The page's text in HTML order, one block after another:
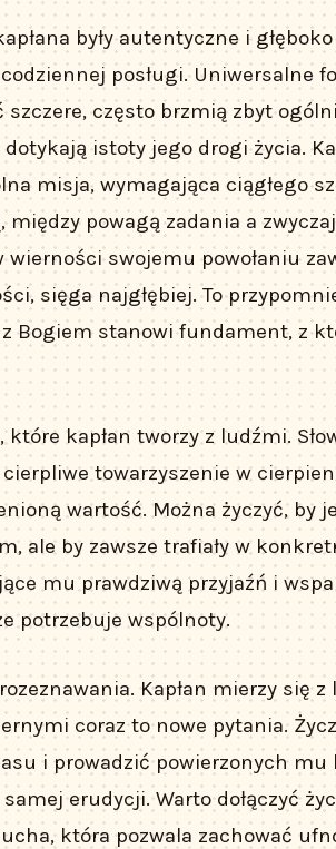
były autentyczne i
posługi. Uniwersalne
często brzmią zbyt
istoty jego drogi życia.
misja, wymagająca ciągłego
powagą zadania a
swojemu powołaniu
sięga najgłębiej. To
Bogiem stanowi fundament, z
kapłan tworzy z ludźmi.
towarzyszenie w
wartość. Można życzyć, by
ale by zawsze trafiały w
mu prawdziwą przyjaźń i
potrzebuje wspólnoty.
Kapłan mierzy się
coraz to nowe pytania.
i prowadzić powierzonych mu
erudycji. Warto dołączyć
która pozwala zachować